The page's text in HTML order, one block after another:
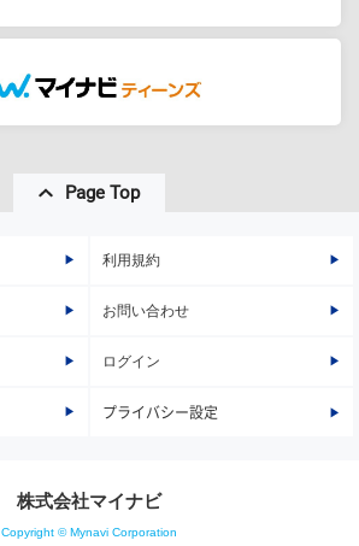
Page Top
利用規約
お問い合わせ
ログイン
プライバシー設定
株式会社マイナビ
Copyright © Mynavi Corporation